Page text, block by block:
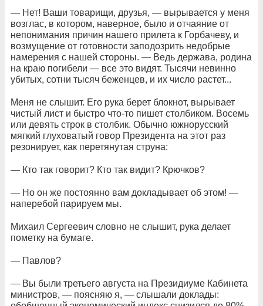
— Нет! Ваши товарищи, друзья, — вырывается у меня
возглас, в котором, наверное, было и отчаяние от
непонимания причин нашего прилета к Горбачеву, и
возмущение от готовности заподозрить недобрые
намерения с нашей стороны. — Ведь держава, родина
на краю погибели — все это видят. Тысячи невинно
убитых, сотни тысяч беженцев, и их число растет...
Меня не слышит. Его рука берет блокнот, вырывает
чистый лист и быстро что-то пишет столбиком. Восемь
или девять строк в столбик. Обычно южнорусский
мягкий глуховатый говор Президента на этот раз
резонирует, как перетянутая струна:
— Кто так говорит? Кто так видит? Крючков?
— Но он же постоянно вам докладывает об этом! —
наперебой парируем мы.
Михаил Сергеевич словно не слышит, рука делает
пометку на бумаге.
— Павлов?
— Вы были третьего августа на Президиуме Кабинета
министров, — поясняю я, — слышали доклады: